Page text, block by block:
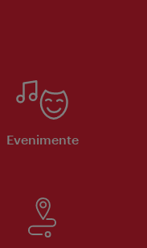
Evenimente